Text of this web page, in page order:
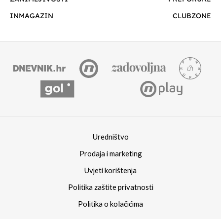
INMAGAZIN
CLUBZONE
Uredništvo
Prodaja i marketing
Uvjeti korištenja
Politika zaštite privatnosti
Politika o kolačićima